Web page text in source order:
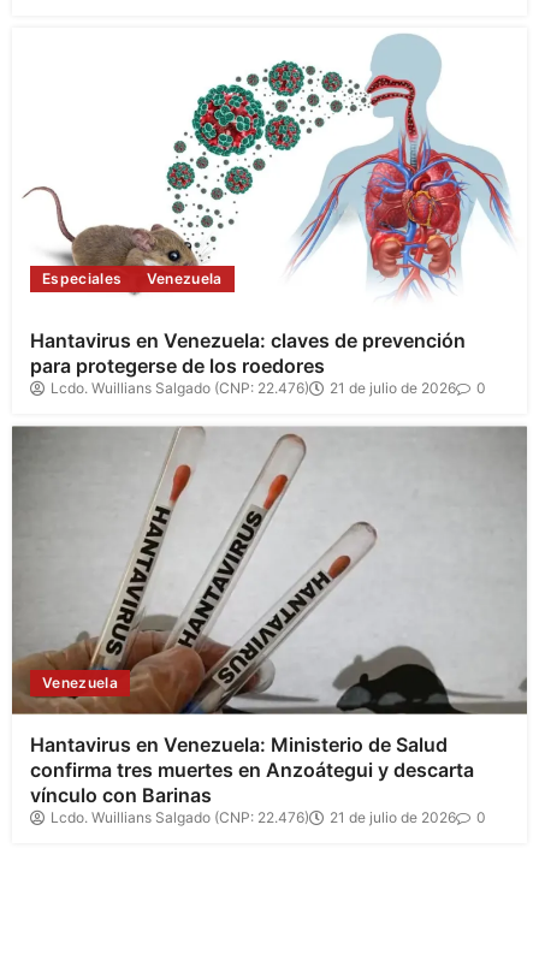
Especiales Venezuela
Hantavirus en Venezuela: claves de prevención
para protegerse de los roedores
Lcdo. Wuillians Salgado (CNP: 22.476) 21 de julio de 2026 0
Venezuela
Hantavirus en Venezuela: Ministerio de Salud
confirma tres muertes en Anzoátegui y descarta
vínculo con Barinas
Lcdo. Wuillians Salgado (CNP: 22.476) 21 de julio de 2026 0